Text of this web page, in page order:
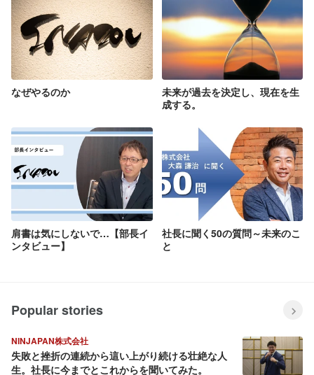
なぜやるのか
未来が過去を決定し、現在を生
成する。
肩書は気にしないで…【部長イ
ンタビュー】
社長に聞く50の質問～未来のこ
と
Popular stories
NINJAPAN株式会社
失敗と挫折の連続から這い上がり続ける壮絶な人
生。社長に今までとこれからを聞いてみた。